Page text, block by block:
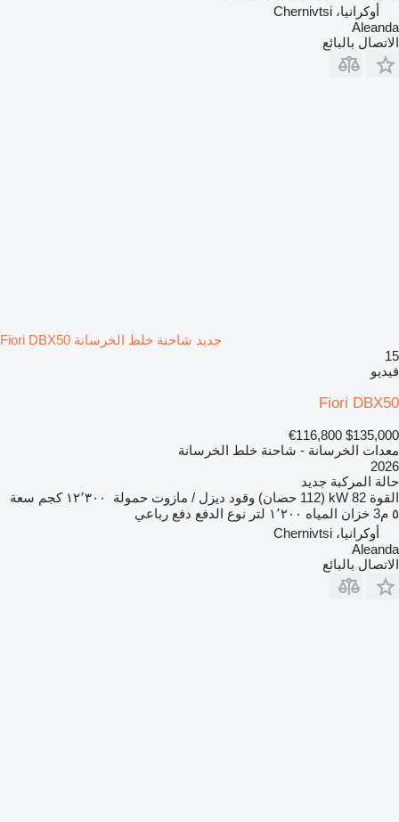
أوكرانيا، Chernivtsi
Aleanda
الاتصال بالبائع
جديد شاحنة خلط الخرسانة Fiori DBX50
15
فيديو
Fiori DBX50
$135,000
€116,800
معدات الخرسانة - شاحنة خلط الخرسانة
2026
حالة المركبة جديد
القوة 82 kW (112 حصان) وقود ديزل / مازوت حمولة ١٢٬٣٠٠ كجم
سعة
٥ م3
خزان المياه ١٬٢٠٠ لتر نوع الدفع دفع رباعي
أوكرانيا، Chernivtsi
Aleanda
الاتصال بالبائع